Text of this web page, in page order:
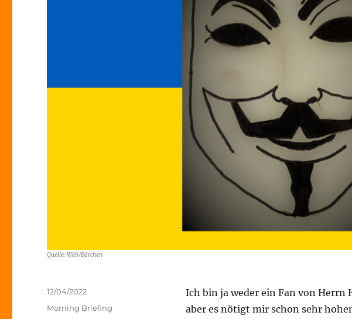
Quelle: Web/Bärchen
Ich bin ja weder ein Fan von Herrn
aber es nötigt mir schon sehr
Veröffentlicht
12/04/2022
Kategorien
Morning Briefing